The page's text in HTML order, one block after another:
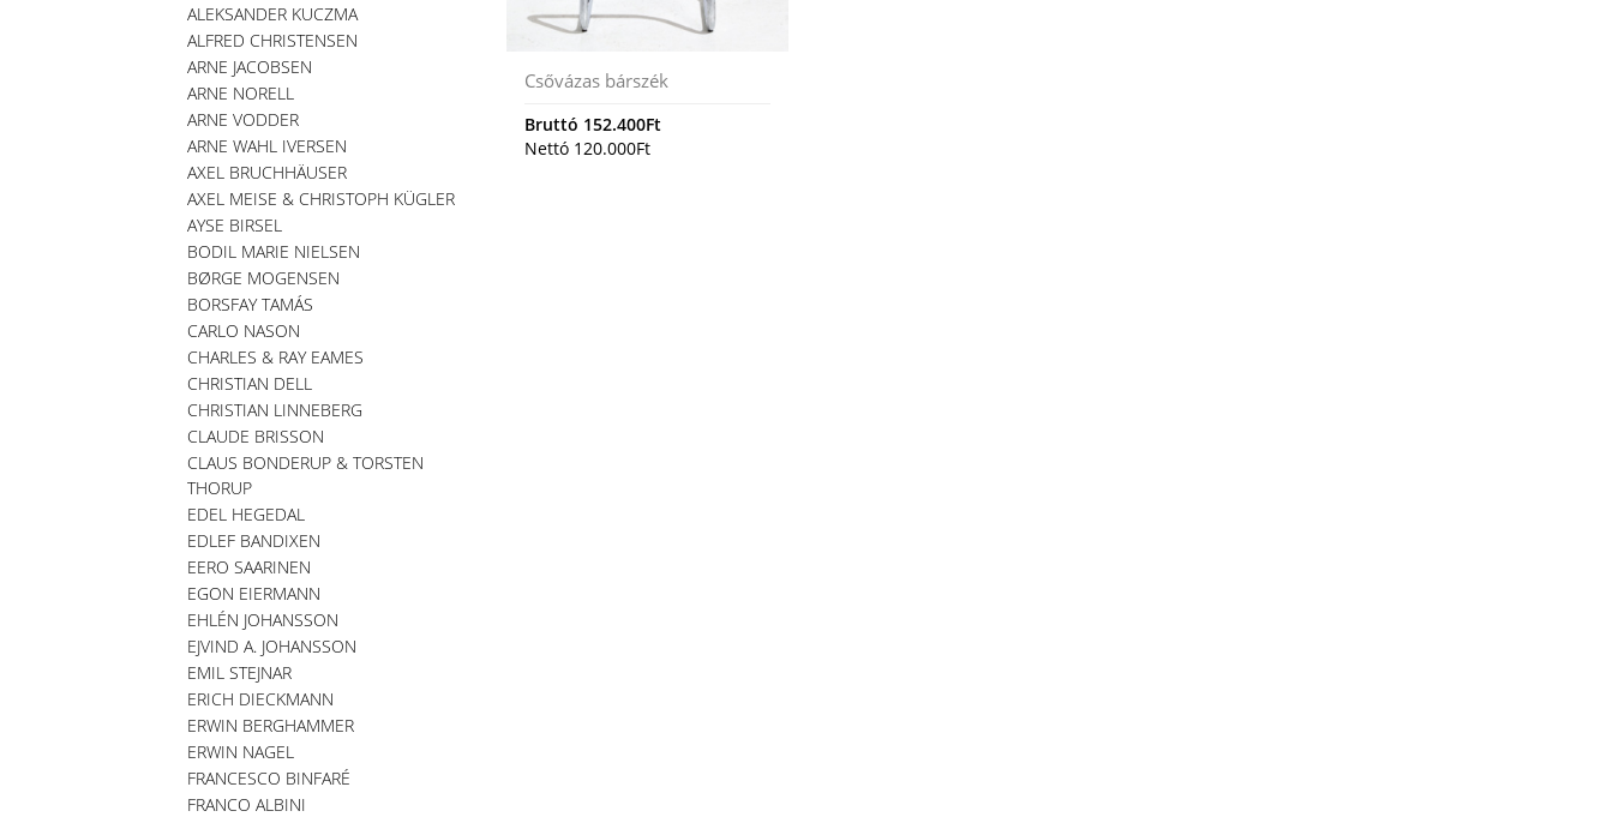
ALEKSANDER KUCZMA
ALFRED CHRISTENSEN
ARNE JACOBSEN
ARNE NORELL
ARNE VODDER
ARNE WAHL IVERSEN
AXEL BRUCHHÄUSER
AXEL MEISE & CHRISTOPH KÜGLER
AYSE BIRSEL
BODIL MARIE NIELSEN
BØRGE MOGENSEN
BORSFAY TAMÁS
CARLO NASON
CHARLES & RAY EAMES
CHRISTIAN DELL
CHRISTIAN LINNEBERG
CLAUDE BRISSON
CLAUS BONDERUP & TORSTEN
THORUP
EDEL HEGEDAL
EDLEF BANDIXEN
EERO SAARINEN
EGON EIERMANN
EHLÉN JOHANSSON
EJVIND A. JOHANSSON
EMIL STEJNAR
ERICH DIECKMANN
ERWIN BERGHAMMER
ERWIN NAGEL
FRANCESCO BINFARÉ
FRANCO ALBINI
Csővázas bárszék
Bruttó 152.400Ft
Nettó 120.000Ft